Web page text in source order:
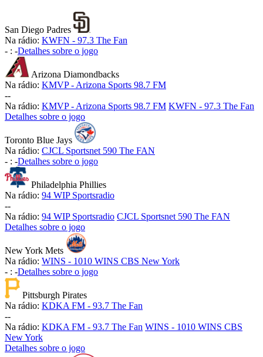
San Diego Padres
Na rádio: KWFN - 97.3 The Fan
- : -Detalhes sobre o jogo
Arizona Diamondbacks
Na rádio: KMVP - Arizona Sports 98.7 FM
--
Na rádio: KMVP - Arizona Sports 98.7 FM KWFN - 97.3 The Fan
Detalhes sobre o jogo
Toronto Blue Jays
Na rádio: CJCL Sportsnet 590 The FAN
- : -Detalhes sobre o jogo
Philadelphia Phillies
Na rádio: 94 WIP Sportsradio
--
Na rádio: 94 WIP Sportsradio CJCL Sportsnet 590 The FAN
Detalhes sobre o jogo
New York Mets
Na rádio: WINS - 1010 WINS CBS New York
- : -Detalhes sobre o jogo
Pittsburgh Pirates
Na rádio: KDKA FM - 93.7 The Fan
--
Na rádio: KDKA FM - 93.7 The Fan WINS - 1010 WINS CBS
New York
Detalhes sobre o jogo